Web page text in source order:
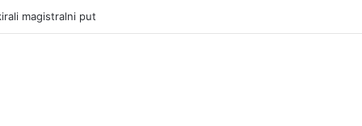
u selima kod Trebinja